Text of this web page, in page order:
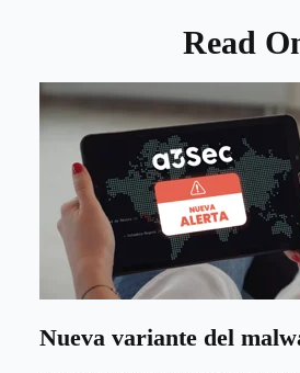
Read
Nueva variante del